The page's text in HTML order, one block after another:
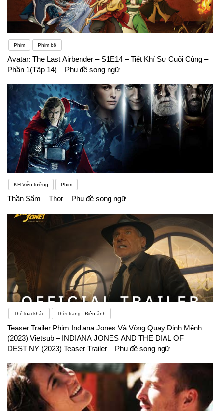
Phim Phim bộ
Avatar: The Last Airbender – S1E14 – Tiết Khí Sư Cuối Cùng –
Phần 1(Tập 14) – Phụ đề song ngữ
KH Viễn tưởng Phim
Thần Sấm – Thor – Phụ đề song ngữ
Thể loại khác Thời trang - Điện ảnh
Teaser Trailer Phim Indiana Jones Và Vòng Quay Định Mệnh
(2023) Vietsub – INDIANA JONES AND THE DIAL OF
DESTINY (2023) Teaser Trailer – Phụ đề song ngữ